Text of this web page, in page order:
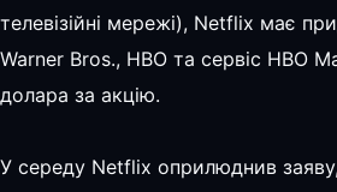
телевізійні мережі), Netflix має
Warner Bros., HBO та сервіс HBO
долара за акцію.
У середу Netflix оприлюднив заяву,